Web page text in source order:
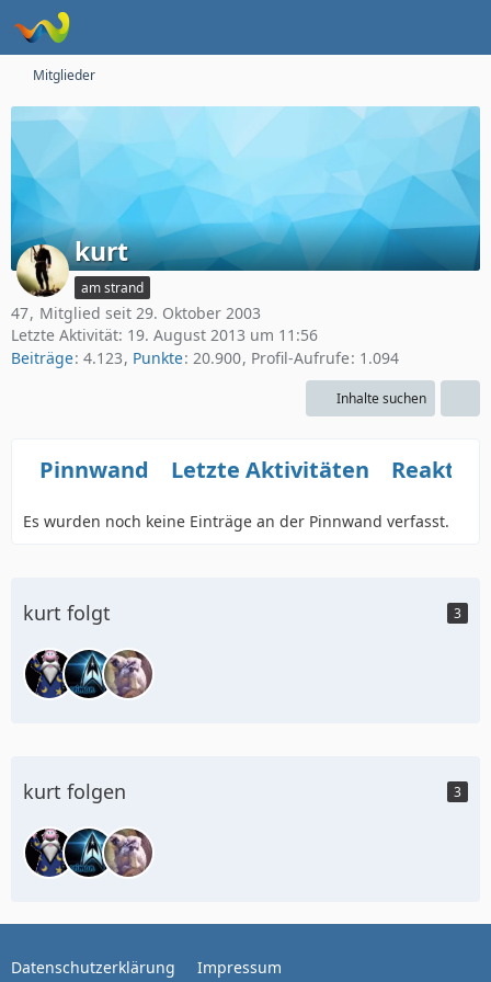
Mitglieder
kurt
am strand
47 Mitglied seit 29. Oktober 2003
Letzte Aktivität: 19. August 2013 um 11:56
Beiträge 4.123 Punkte 20.900 Profil-Aufrufe 1.094
Inhalte suchen
Pinnwand Letzte Aktivitäten
Es wurden noch keine Einträge an der Pinnwand verfasst.
kurt folgt 3
kurt folgen 3
Datenschutzerklärung Impressum